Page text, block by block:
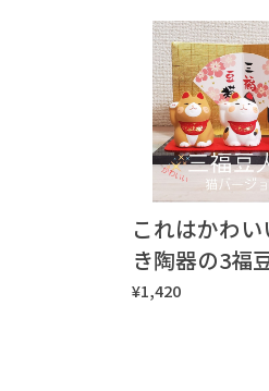
これはかわ
き陶器の3福
¥1,420